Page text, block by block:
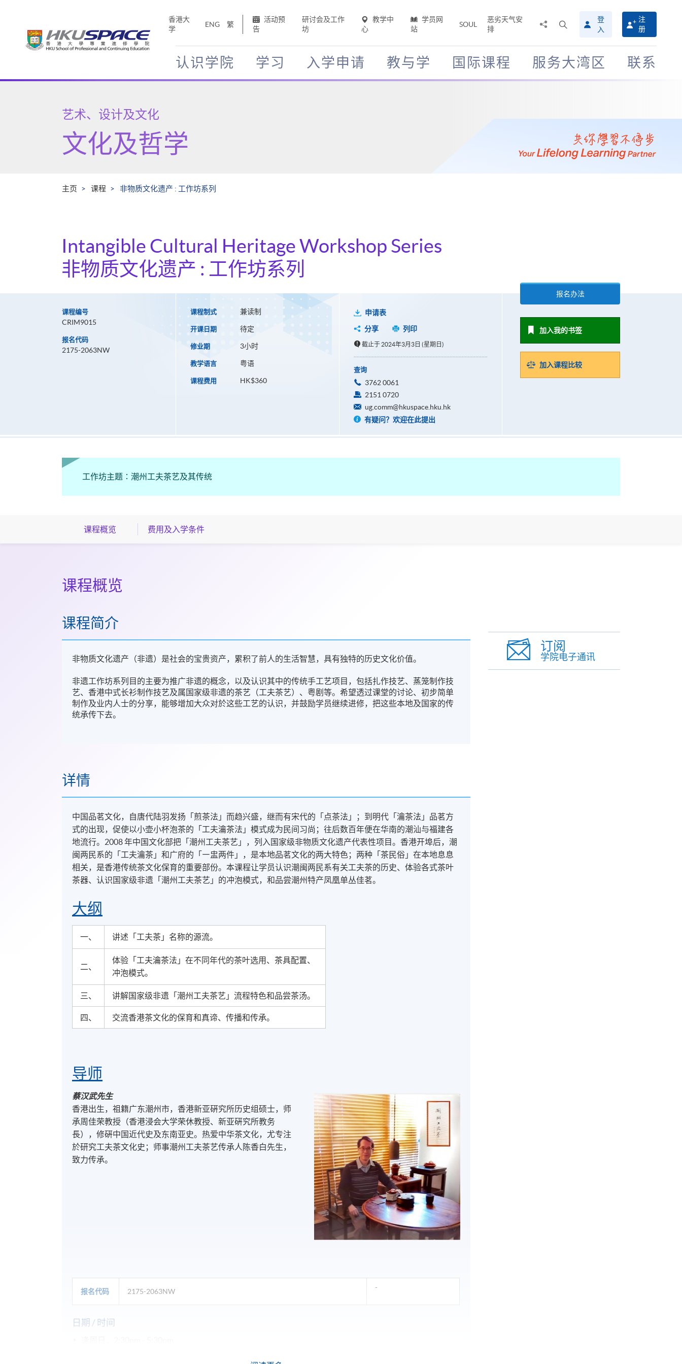
香港大
学
ENG 繁
活动预
告
研讨会及工作
坊
教学中
心
学员网
站
SOUL
恶劣天气安
排
搜
寻
介
面
登
入
注
册
认识学院 学习 入学申请 教与学 国际课程 服务大湾区 联系
Main
艺术、设计及文化
文化及哲学
主页 课程 非物质文化遗产 : 工作坊系列
Intangible Cultural Heritage Workshop Series
非物质文化遗产 : 工作坊系列
课程编号
CRIM9015
报名代码
2175-2063NW
课程制式 兼读制
开课日期 待定
修业期 3小时
教学语言 粤语
课程费用 HK$360
申请表
分享
列印
截止于 2024年3月3日 (星期日)
查询
3762 0061
2151 0720
ug.comm@hkuspace.hku.hk
有疑问？欢迎在此提出
报名办法
加入我的书签
加入课程比较
工作坊主题∶潮州工夫茶艺及其传统
课程概览 费用及入学条件
课程概览
课程简介
非物质文化遗产（非遗）是社会的宝贵资产，累积了前人的生活智慧，具有独特的历史文化价值。
非遗工作坊系列目的主要为推广非遗的概念，以及认识其中的传统手工艺项目，包括扎作技艺、蒸笼制作技
艺、香港中式长衫制作技艺及属国家级非遗的茶艺（工夫茶艺）、粤剧等。希望透过课堂的讨论、初步简单
制作及业内人士的分享，能够增加大众对於这些工艺的认识，并鼓励学员继续进修，把这些本地及国家的传
统承传下去。
详情
中国品茗文化，自唐代陆羽发扬「煎茶法」而趋兴盛，继而有宋代的「点茶法」；到明代「瀹茶法」品茗方
式的出现，促使以小壶小杯泡茶的「工夫瀹茶法」模式成为民间习尚；往后数百年便在华南的潮汕与福建各
地流行。2008 年中国文化部把「潮州工夫茶艺」，列入国家级非物质文化遗产代表性项目。香港开埠后，潮
闽两民系的「工夫瀹茶」和广府的「㇐盅两件」，是本地品茗文化的两大特色；两种「茶民俗」在本地息息
相关，是香港传统茶文化保育的重要部份。本课程让学员认识潮闽两民系有关工夫茶的历史、体验各式茶叶
茶器、认识国家级非遗「潮州工夫茶艺」的冲泡模式，和品尝潮州特产凤凰单丛佳茗。
大纲
一、 讲述「工夫茶」名称的源流。
二、
体验「工夫瀹茶法」在不同年代的茶叶选用、茶具配置、
冲泡模式。
三、 讲解国家级非遗「潮州工夫茶艺」流程特色和品尝茶汤。
四、 交流香港茶文化的保育和真谛、传播和传承。
导师
蔡汉武先生
香港出生，祖籍广东潮州市，香港新亚硏究所历史组硕士，师
承周佳荣教授（香港浸会大学荣休教授、新亚硏究所教务
⾧），修硏中国近代史及东南亚史。热爱中华茶文化，尤专注
於研究工夫茶文化史；师事潮州工夫茶艺传承人陈香白先生，
致力传承。
报名代码 2175-2063NW -
日期 / 时间
订阅
学院电子通讯